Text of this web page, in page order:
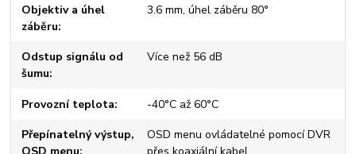
Objektiv a úhel
záběru
3.6 mm, úhel záběru 80°
Odstup signálu od
šumu
Více než 56 dB
Provozní teplota -40°C až 60°C
Přepínatelný výstup,
OSD menu ovládatelné pomocí DVR